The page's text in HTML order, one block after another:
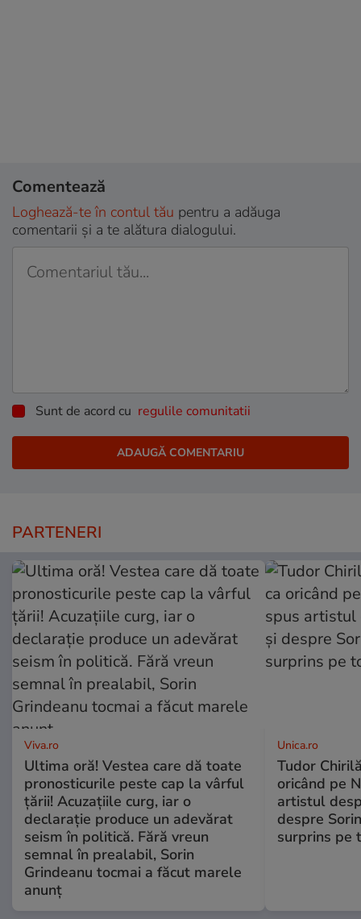
Comentează
Loghează-te în contul tău pentru a adăuga
comentarii și a te alătura dialogului.
Sunt de acord cu regulile comunitatii
PARTENERI
Viva.ro
Ultima oră! Vestea care dă toate
pronosticurile peste cap la vârful
țării! Acuzațiile curg, iar o
declarație produce un adevărat
seism în politică. Fără vreun
semnal în prealabil, Sorin
Grindeanu tocmai a făcut marele
anunț
Unica.ro
Tudor
oricând pe
artistul
despre
surprins pe